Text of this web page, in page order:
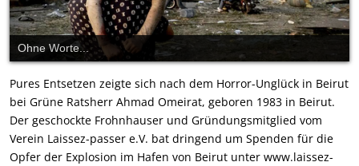
Ohne Worte...
Pures Entsetzen zeigte sich nach dem Horror-Unglück in Beirut
bei Grüne Ratsherr Ahmad Omeirat, geboren 1983 in Beirut.
Der geschockte Frohnhauser und Gründungsmitglied vom
Verein Laissez-passer e.V. bat dringend um Spenden für die
Opfer der Explosion im Hafen von Beirut unter www.laissez-